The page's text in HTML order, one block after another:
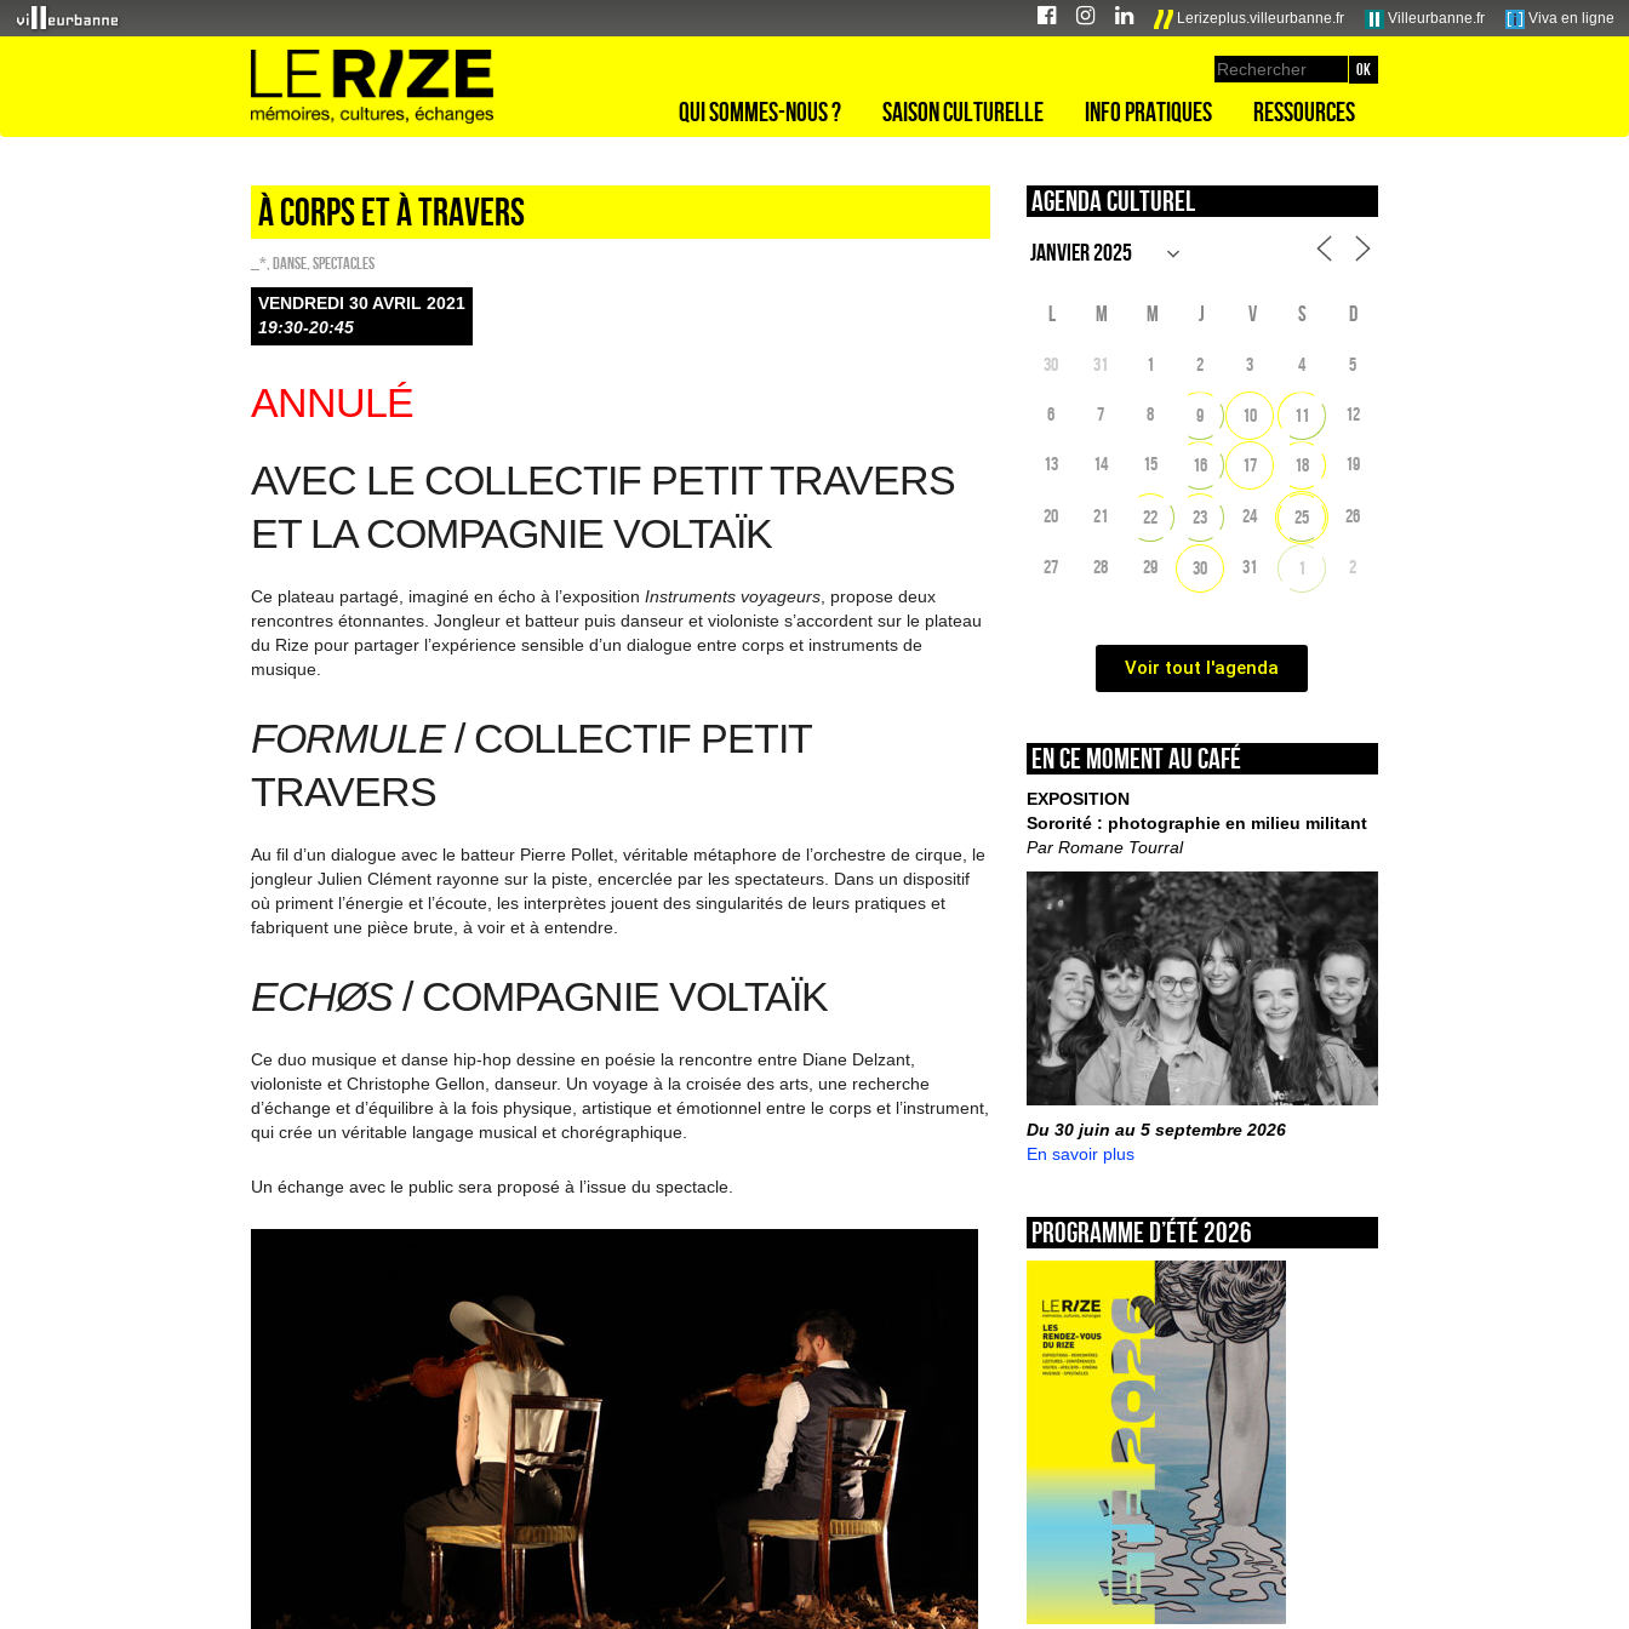
Lerizeplus.villeurbanne.fr Villeurbanne.fr Viva en ligne
Qui sommes-nous ? Saison culturelle Info pratiques Ressources
À corps et à travers
_* Danse SPECTACLES
VENDREDI 30 AVRIL 2021
19:30-20:45
ANNULÉ
AVEC LE COLLECTIF PETIT TRAVERS
ET LA COMPAGNIE VOLTAÏK
Ce plateau partagé, imaginé en écho à l’exposition Instruments voyageurs , propose deux
rencontres étonnantes. Jongleur et batteur puis danseur et violoniste s’accordent sur le plateau
du Rize pour partager l’expérience sensible d’un dialogue entre corps et instruments de
musique.
FORMULE/ COLLECTIF PETIT
TRAVERS
Au fil d’un dialogue avec le batteur Pierre Pollet, véritable métaphore de l’orchestre de cirque, le
jongleur Julien Clément rayonne sur la piste, encerclée par les spectateurs. Dans un dispositif
où priment l’énergie et l’écoute, les interprètes jouent des singularités de leurs pratiques et
fabriquent une pièce brute, à voir et à entendre.
ECHØS/ COMPAGNIE VOLTAÏK
Ce duo musique et danse hip-hop dessine en poésie la rencontre entre Diane Delzant,
violoniste et Christophe Gellon, danseur. Un voyage à la croisée des arts, une recherche
d’échange et d’équilibre à la fois physique, artistique et émotionnel entre le corps et l’instrument,
qui crée un véritable langage musical et chorégraphique.
Un échange avec le public sera proposé à l’issue du spectacle.
Agenda culturel
L M M J V S D
30 31 1 2 3 4 5
6 7 8 9 10 11 12
13 14 15 16 17 18 19
20 21 22 23 24 25 26
27 28 29 30 31 1 2
Voir tout l'agenda
En ce moment au café
EXPOSITION
Sororité : photographie en milieu militant
Par Romane Tourral
Du 30 juin au 5 septembre 2026
En savoir plus
Programme d’été 2026